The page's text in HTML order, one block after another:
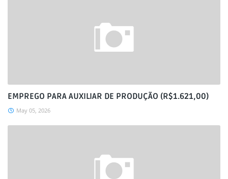
EMPREGO PARA AUXILIAR DE PRODUÇÃO (R$1.621,00)
May 05, 2026